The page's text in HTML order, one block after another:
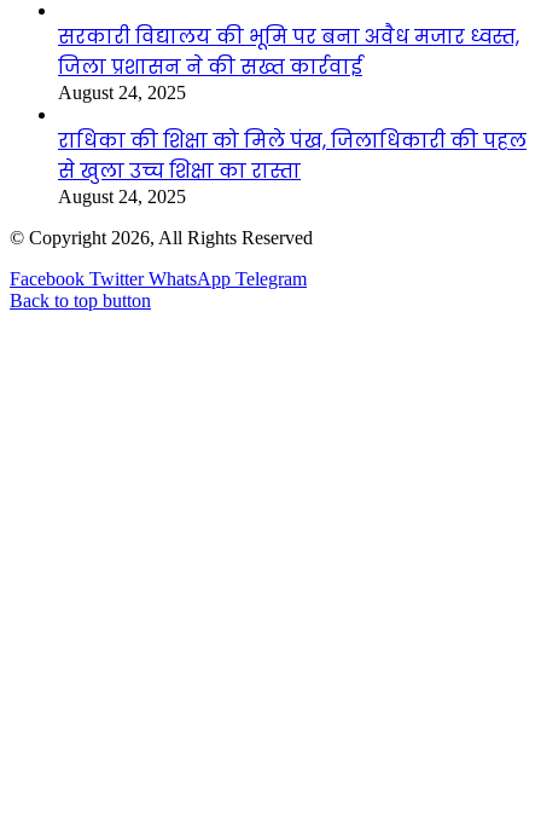
सरकारी विद्यालय की भूमि पर बना अवैध मजार ध्वस्त,
जिला प्रशासन ने की सख्त कार्रवाई
August 24, 2025
राधिका की शिक्षा को मिले पंख, जिलाधिकारी की पहल
से खुला उच्च शिक्षा का रास्ता
August 24, 2025
© Copyright 2026, All Rights Reserved
Facebook Twitter WhatsApp Telegram
Back to top button